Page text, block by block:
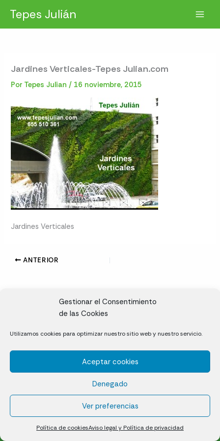
Gestionar el Consentimiento
de las Cookies
Utilizamos cookies para optimizar nuestro sitio web y nuestro servicio.
Aceptar cookies
Denegado
Ver preferencias
Política de cookiesAviso legal y Política de privacidad
contenido
Tepes Julián
Jardines Verticales-Tepes Julian.com
Por Tepes Julian/ 16 noviembre, 2015
Jardines Verticales
ANTERIOR
Cáceres
Césped natural en tepes
Política de cookies (UE)
Aviso legal y Política de privacidad
¿Quiénes somos?
Contacto